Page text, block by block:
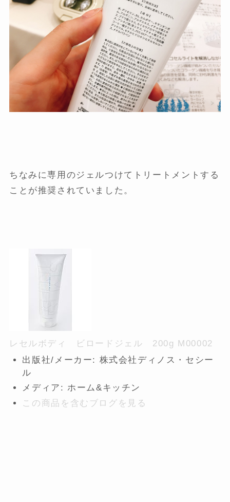
ちなみに専用のジェルつけてトリートメントする
ことが推奨されていました。
レセルボディ ビロードジェル 200g M00002
出版社/メーカー: 株式会社ディノス・セシー
ル
メディア: ホーム&キッチン
この商品を含むブログを見る